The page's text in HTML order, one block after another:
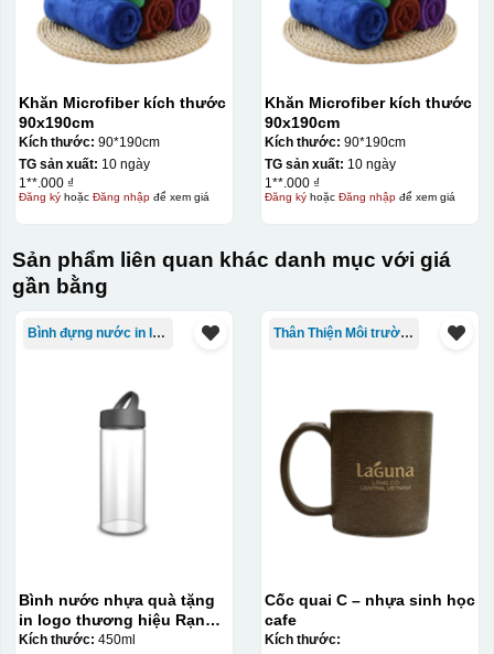
Khăn Microfiber kích thước
90x190cm
Kích thước: 90*190cm
TG sản xuất: 10 ngày
1**.000 ₫
Đăng kýhoặc Đăng nhậpđể xem giá
Khăn Microfiber kích thước
90x190cm
Kích thước: 90*190cm
TG sản xuất: 10 ngày
1**.000 ₫
Đăng kýhoặc Đăng nhậpđể xem giá
Sản phẩm liên quan khác danh mục với giá
gần bằng
Bình đựng nước in logo
Bình nước nhựa quà tặng
in logo thương hiệu Rạng
Đông 450ml KQ-BNN01
Kích thước: 450ml
Thân Thiện Môi trường
Cốc quai C – nhựa sinh học
cafe
Kích thước: